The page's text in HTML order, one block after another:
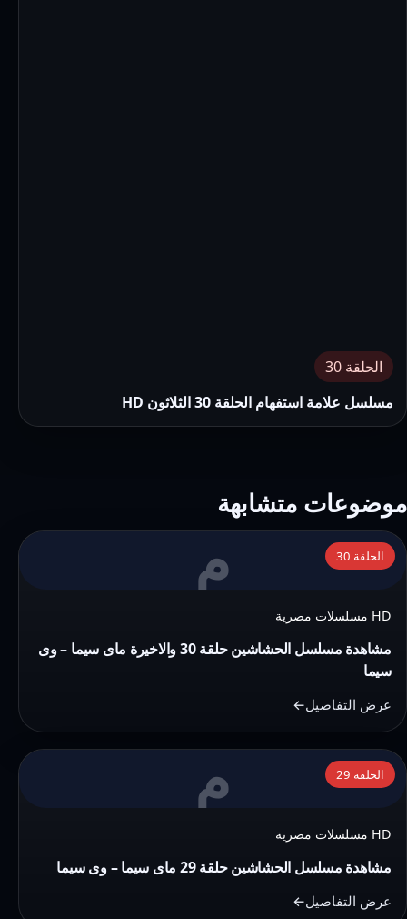
الحلقة 30
مسلسل علامة استفهام الحلقة 30 الثلاثون HD
موضوعات متشابهة
التفاصيل:
مشاهدة
الحشاشين
حلقة
30
ماى
سيما
–
م الحلقة 30
HD مسلسلات مصرية
مشاهدة مسلسل الحشاشين حلقة 30 والاخيرة ماى سيما – وى
سيما
عرض التفاصيل
التفاصيل:
مشاهدة
الحشاشين
حلقة
ماى
م الحلقة 29
HD مسلسلات مصرية
مشاهدة مسلسل الحشاشين حلقة 29 ماى سيما – وى سيما
عرض التفاصيل